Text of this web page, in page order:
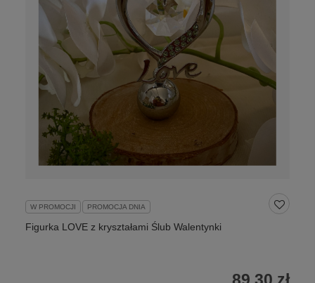
W PROMOCJI PROMOCJA DNIA
Figurka LOVE z kryształami Ślub Walentynki